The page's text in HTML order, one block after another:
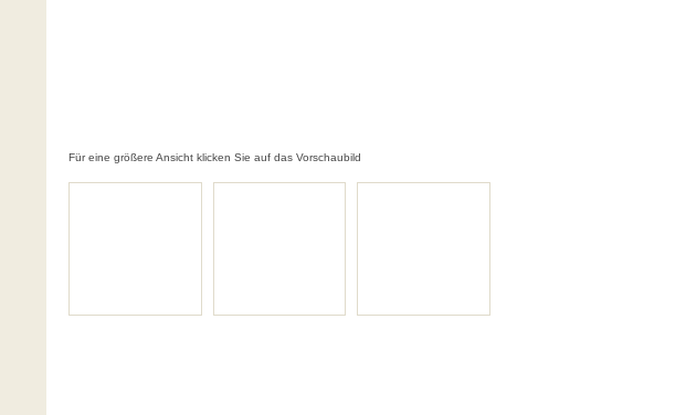
Für eine größere Ansicht klicken Sie auf das Vorschaubild